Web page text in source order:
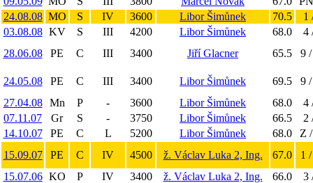
24.08.08 MO S IV 3600 Libor Šimůnek 70.5
1
03.08.08 KV S III 4200 Libor Šimůnek 68.0
4
28.06.08
PE C III 3400 Jiří Glacner 65.5 9
24.05.08 PE C III 3400 Libor Šimůnek 69.5
9
27.04.08
Mn P - 3600 Libor Šimůnek 68.0
4
07.11.07
Gr S - 3750 Libor Šimůnek 66.5
2
14.10.07
PE C L 5200 Libor Šimůnek 68.0
Z
15.09.07
PE C IV 4500 ž. Václav Luka 2, Ing. 67.0
1
15.07.06 KO P IV 3400 ž. Václav Luka 2, Ing. 66.0
3